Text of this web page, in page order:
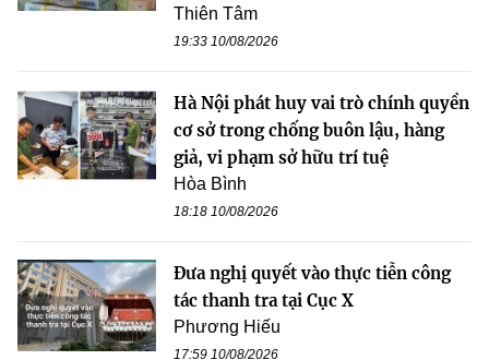
Thiên Tâm
19:33 10/08/2026
Hà Nội phát huy vai trò chính quyền
cơ sở trong chống buôn lậu, hàng
giả, vi phạm sở hữu trí tuệ
Hòa Bình
18:18 10/08/2026
Đưa nghị quyết vào thực tiễn công
tác thanh tra tại Cục X
Phương Hiếu
17:59 10/08/2026